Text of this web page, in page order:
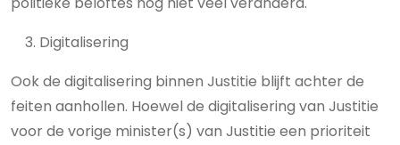
Digitalisering
Ook de digitalisering binnen Justitie blijft achter de
feiten aanhollen. Hoewel de digitalisering van Justitie
voor de vorige minister(s) van Justitie een prioriteit